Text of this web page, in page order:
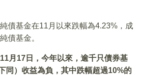
債基金在11月以來跌幅為4.23%，成
債基金。
11月17日，今年以來，逾千只債券基
同）收益為負，其中跌幅超過10%的